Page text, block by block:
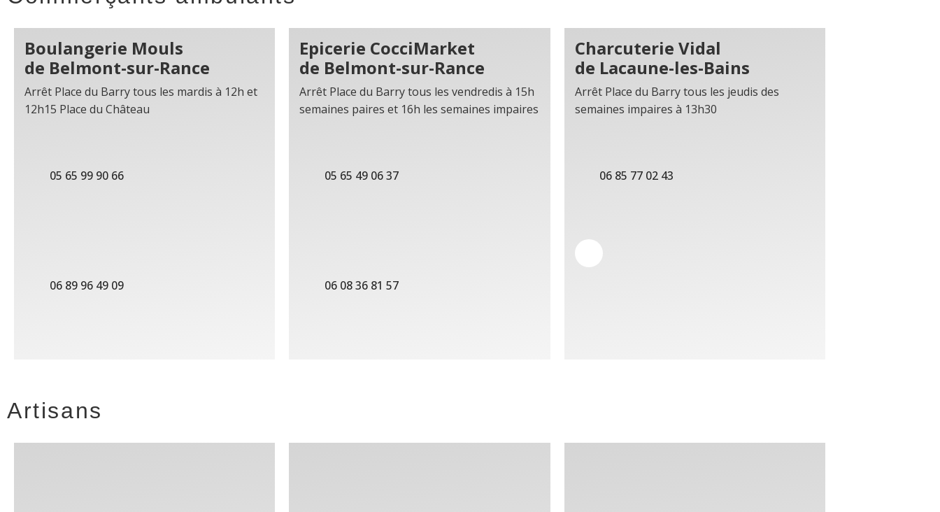
Boulangerie Mouls
de Belmont-sur-Rance
Arrêt Place du Barry tous les mardis à 12h et
12h15 Place du Château
05 65 99 90 66
06 89 96 49 09
Epicerie CocciMarket
de Belmont-sur-Rance
Arrêt Place du Barry tous les vendredis à 15h
semaines paires et 16h les semaines impaires
05 65 49 06 37
06 08 36 81 57
Charcuterie Vidal
de Lacaune-les-Bains
Arrêt Place du Barry tous les jeudis des
semaines impaires à 13h30
06 85 77 02 43
Artisans